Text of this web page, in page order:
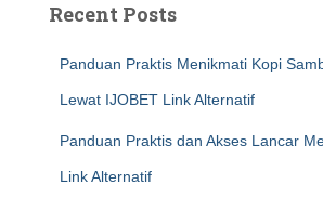
Recent Posts
Panduan Praktis Menikmati Kopi
Lewat IJOBET Link Alternatif
Panduan Praktis dan Akses Lancar
Link Alternatif